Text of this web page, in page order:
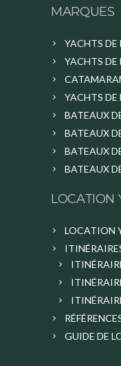
MARQUES
YACHTS
YACHTS DE
YACHTS DE
BATEAUX
BATEAUX
BATEAUX
BATEAUX
LOCATION
LOCATION
GUIDE DE